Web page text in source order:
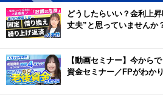
どうしたらいい？金利上
丈夫”と思っていませんか
【動画セミナー】今から
資金セミナー／FPがわか